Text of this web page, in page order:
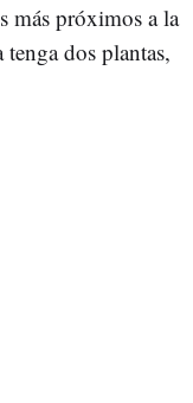
más próximos a la
dos plantas,